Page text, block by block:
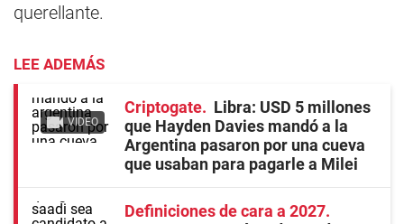
querellante.
LEE ADEMÁS
VIDEO
Criptogate
Libra: USD 5 millones
que Hayden Davies mandó a la
Argentina pasaron por una cueva
que usaban para pagarle a Milei
Definiciones de cara a 2027